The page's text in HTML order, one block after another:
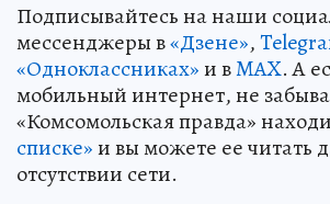
Подписывайтесь на наши
мессенджеры в«Дзене»,
«Одноклассниках»и вMAX. А
мобильный интернет, не
«Комсомольская правда»
списке»и вы можете ее читать
отсутствии сети.